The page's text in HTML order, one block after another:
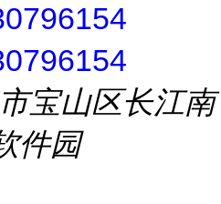
宝山区长江南
件园